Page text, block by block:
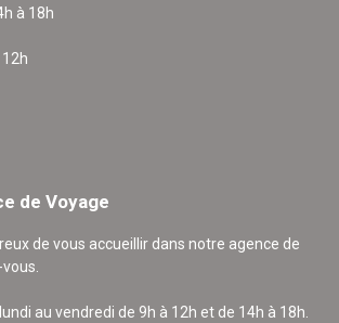
à 18h
de Voyage
de vous accueillir dans notre agence de
au vendredi de 9h à 12h et de 14h à 18h.